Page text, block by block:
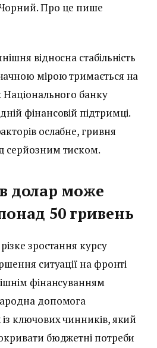
Про це пише
відносна стабільність
мірою тримається на
Національного банку
фінансовій підтримці.
ослабне, гривня
серйозним тиском.
долар може
50 гривень
зростання курсу
ситуації на фронті
фінансуванням
допомога
ключових чинників, який
бюджетні потреби